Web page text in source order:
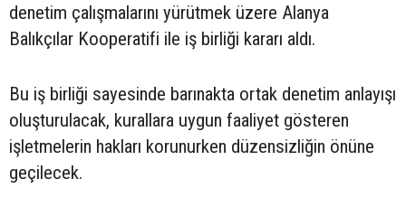
denetim çalışmalarını yürütmek üzere Alanya
Balıkçılar Kooperatifi ile iş birliği kararı aldı.
Bu iş birliği sayesinde barınakta ortak denetim anlayışı
oluşturulacak, kurallara uygun faaliyet gösteren
işletmelerin hakları korunurken düzensizliğin önüne
geçilecek.